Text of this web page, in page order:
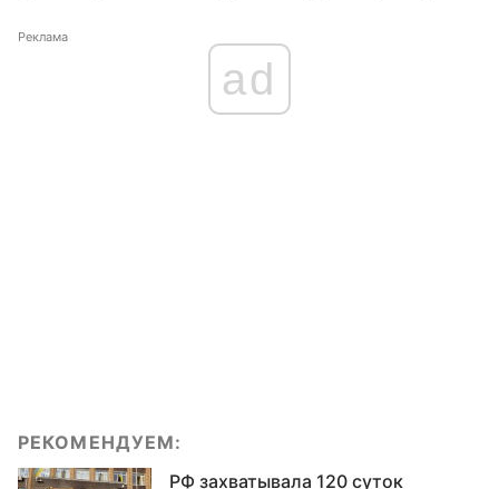
Реклама
ad
РЕКОМЕНДУЕМ:
РФ захватывала 120 суток